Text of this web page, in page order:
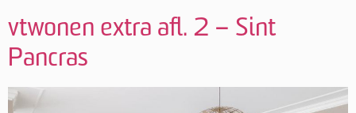
vtwonen extra afl. 2 – Sint
Pancras